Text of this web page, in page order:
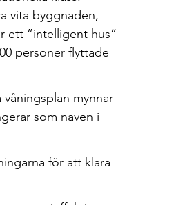
vita byggnaden,
ett ”intelligent hus”
personer flyttade
mynnar
som naven i
för att klara